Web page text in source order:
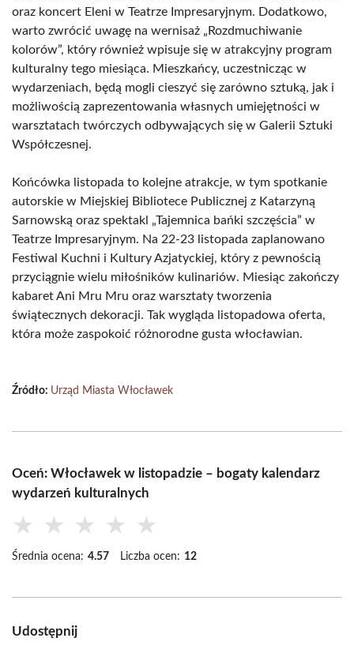
oraz koncert Eleni w Teatrze Impresaryjnym. Dodatkowo,
warto zwrócić uwagę na wernisaż „Rozdmuchiwanie
kolorów”, który również wpisuje się w atrakcyjny program
kulturalny tego miesiąca. Mieszkańcy, uczestnicząc w
wydarzeniach, będą mogli cieszyć się zarówno sztuką, jak i
możliwością zaprezentowania własnych umiejętności w
warsztatach twórczych odbywających się w Galerii Sztuki
Współczesnej.
Końcówka listopada to kolejne atrakcje, w tym spotkanie
autorskie w Miejskiej Bibliotece Publicznej z Katarzyną
Sarnowską oraz spektakl „Tajemnica bańki szczęścia” w
Teatrze Impresaryjnym. Na 22-23 listopada zaplanowano
Festiwal Kuchni i Kultury Azjatyckiej, który z pewnością
przyciągnie wielu miłośników kulinariów. Miesiąc zakończy
kabaret Ani Mru Mru oraz warsztaty tworzenia
świątecznych dekoracji. Tak wygląda listopadowa oferta,
która może zaspokoić różnorodne gusta włocławian.
Źródło: Urząd Miasta Włocławek
Oceń: Włocławek w listopadzie – bogaty kalendarz
wydarzeń kulturalnych
★ ★ ★ ★ ★
Średnia ocena: 4.57 Liczba ocen: 12
Udostępnij